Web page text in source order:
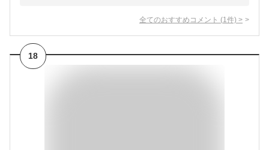
全てのおすすめコメント (1 件) >
18